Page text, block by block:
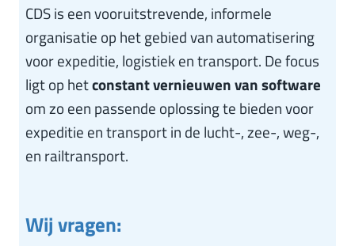
CDS is een vooruitstrevende, informele
organisatie op het gebied van automatisering
voor expeditie, logistiek en transport. De focus
ligt op hetconstant vernieuwen van software
om zo een passende oplossing te bieden voor
expeditie en transport in de lucht-, zee-, weg-,
en railtransport.
Wij vragen: